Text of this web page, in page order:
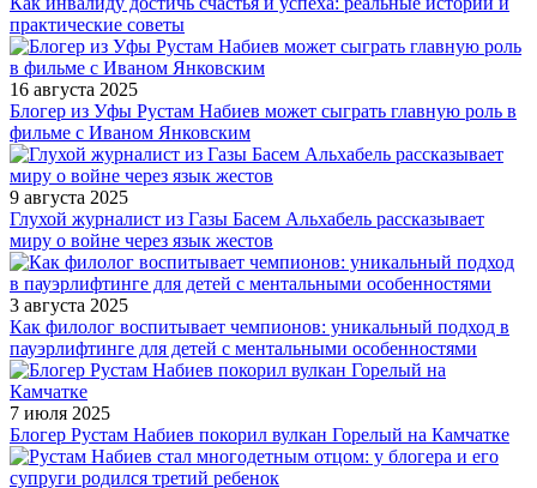
практические советы
16 августа 2025
Блогер из Уфы Рустам Набиев может сыграть главную роль в
фильме с Иваном Янковским
9 августа 2025
Глухой журналист из Газы Басем Альхабель рассказывает
миру о войне через язык жестов
3 августа 2025
Как филолог воспитывает чемпионов: уникальный подход в
пауэрлифтинге для детей с ментальными особенностями
7 июля 2025
Блогер Рустам Набиев покорил вулкан Горелый на Камчатке